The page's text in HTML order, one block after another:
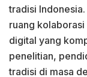
tradisi
ruang
digital yang
penelitian,
tradisi di masa